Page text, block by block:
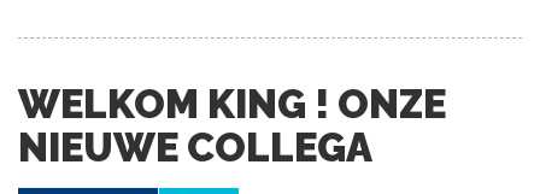
WELKOM KING ! ONZE
NIEUWE COLLEGA